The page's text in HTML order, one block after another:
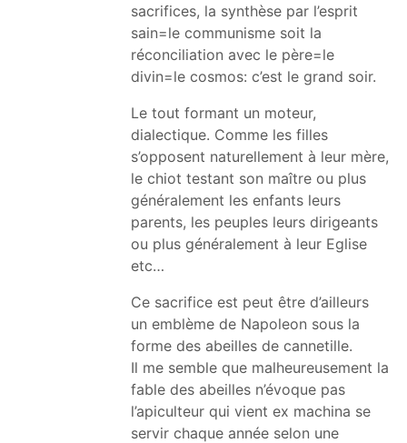
sacrifices, la synthèse par l’esprit
sain=le communisme soit la
réconciliation avec le père=le
divin=le cosmos: c’est le grand soir.
Le tout formant un moteur,
dialectique. Comme les filles
s’opposent naturellement à leur mère,
le chiot testant son maître ou plus
généralement les enfants leurs
parents, les peuples leurs dirigeants
ou plus généralement à leur Eglise
etc…
Ce sacrifice est peut être d’ailleurs
un emblème de Napoleon sous la
forme des abeilles de cannetille.
Il me semble que malheureusement la
fable des abeilles n’évoque pas
l’apiculteur qui vient ex machina se
servir chaque année selon une